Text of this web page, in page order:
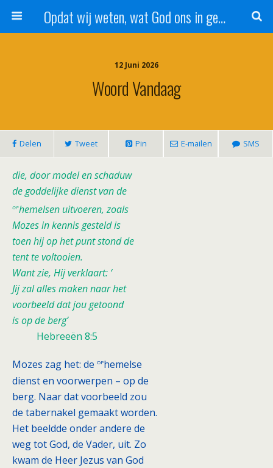
Opdat wij weten, wat God ons in genade schenkt!
12 Juni 2026
Woord Vandaag
Delen Tweet Pin E-mailen SMS
die, door model en schaduw
de goddelijke dienst van de
ophemelsen uitvoeren, zoals
Mozes in kennis gesteld is
toen hij op het punt stond de
tent te voltooien.
Want zie, Hij verklaart: ‘
Jij zal alles maken naar het
voorbeeld dat jou getoond
is op de berg’
Hebreeën 8:5
Mozes zag het: de ophemelse
dienst en voorwerpen – op de
berg. Naar dat voorbeeld zou
de tabernakel gemaakt worden.
Het beeldde onder andere de
weg tot God, de Vader, uit. Zo
kwam de Heer Jezus van God